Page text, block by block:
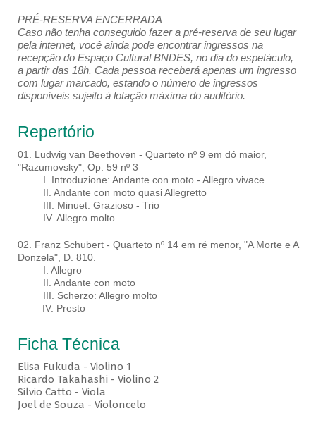
PRÉ-RESERVA ENCERRADA
Caso não tenha conseguido fazer a pré-reserva de seu lugar
pela internet, você ainda pode encontrar ingressos na
recepção do Espaço Cultural BNDES, no dia do espetáculo,
a partir das 18h. Cada pessoa receberá apenas um ingresso
com lugar marcado, estando o número de ingressos
disponíveis sujeito à lotação máxima do auditório.
Repertório
01. Ludwig van Beethoven - Quarteto nº 9 em dó maior,
"Razumovsky", Op. 59 nº 3
I. Introduzione: Andante con moto - Allegro vivace
II. Andante con moto quasi Allegretto
III. Minuet: Grazioso - Trio
IV. Allegro molto
02. Franz Schubert - Quarteto nº 14 em ré menor, "A Morte e A
Donzela", D. 810.
I. Allegro
II. Andante con moto
III. Scherzo: Allegro molto
IV. Presto
Ficha Técnica
Elisa Fukuda - Violino 1
Ricardo Takahashi - Violino 2
Silvio Catto - Viola
Joel de Souza - Violoncelo